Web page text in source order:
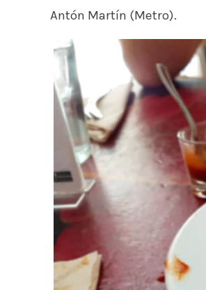
Antón Martín (Metro).